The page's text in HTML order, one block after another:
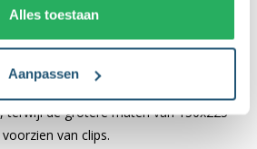
Alles toestaan
Aanpassen
die je kiest, worden de vlaggen
bevestigingsmogelijkheden. De
terwijl de grotere maten van 150x225
van clips.